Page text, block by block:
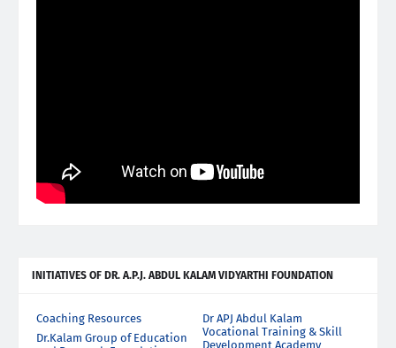
INITIATIVES OF DR. A.P.J. ABDUL KALAM VIDYARTHI FOUNDATION
Coaching Resources
Dr APJ Abdul Kalam
Vocational Training & Skill
Development Academy
Dr.Kalam Group of Education